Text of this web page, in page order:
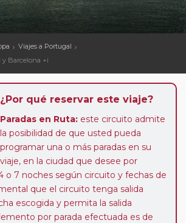
Viajes a Portugal
y Barcelona +i
¿Por qué reservar este viaje?
Paradas en Ruta: este circuito admite
la posibilidad de que usted pueda
programar una o más paradas en su
viaje, en la ciudad que desee por
o 7 noches según circuito y fechas de
que el circuito tenga salida
escogida y permita la salida
por parada efectuada es de